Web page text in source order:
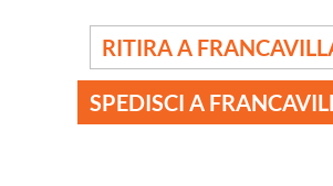
RITIRA A
SPEDISCI A